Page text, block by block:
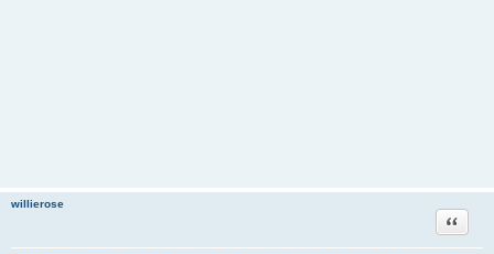
willierose
Цитата